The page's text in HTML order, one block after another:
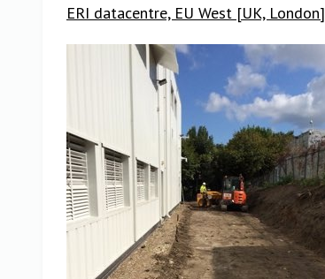
ERI datacentre, EU West [UK, London]